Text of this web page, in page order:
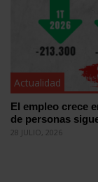
Actualidad
El empleo crece
de personas
28 JULIO, 2026